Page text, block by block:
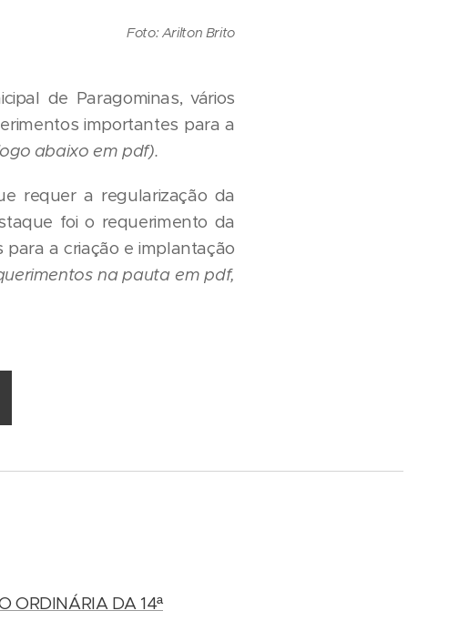
Foto: Arilton Brito
de Paragominas, vários
importantes para a
abaixo em pdf).
requer a regularização da
foi o requerimento da
a criação e implantação
na pauta em pdf,
ORDINÁRIA DA 14ª